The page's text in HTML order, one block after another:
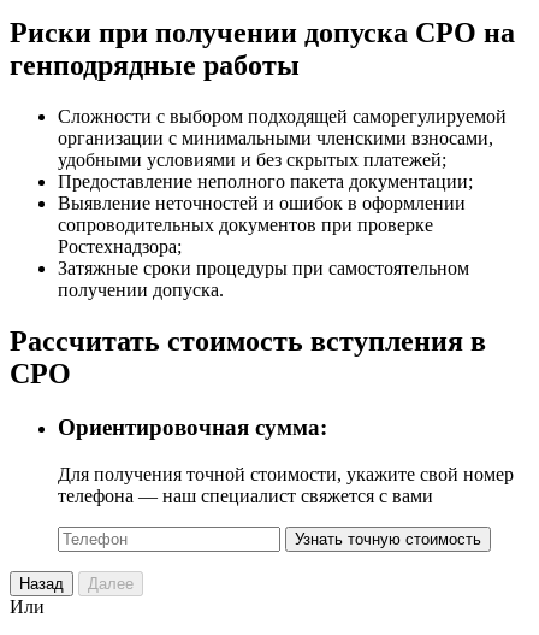
Риски при получении допуска СРО на
генподрядные работы
Сложности с выбором подходящей саморегулируемой
организации с минимальными членскими взносами,
удобными условиями и без скрытых платежей;
Предоставление неполного пакета документации;
Выявление неточностей и ошибок в оформлении
сопроводительных документов при проверке
Ростехнадзора;
Затяжные сроки процедуры при самостоятельном
получении допуска.
Рассчитать стоимость вступления в
СРО
Ориентировочная сумма:
Для получения точной стоимости, укажите свой номер
телефона — наш специалист свяжется с вами
Узнать точную стоимость
Назад Далее
Или